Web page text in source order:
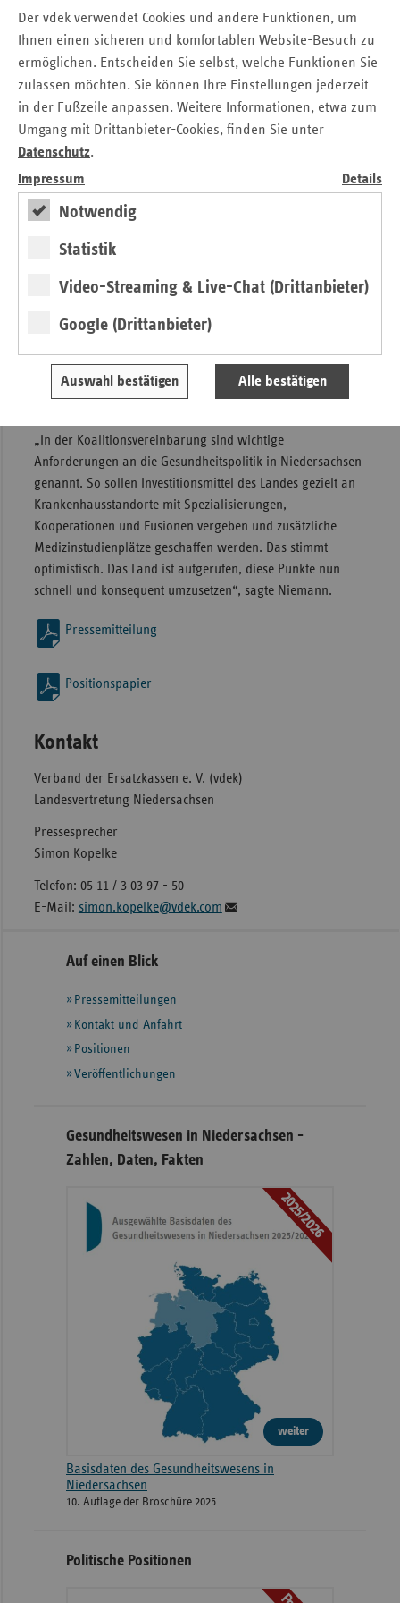
Der vdek verwendet Cookies und andere Funktionen, um
Ihnen einen sicheren und komfortablen Website-Besuch zu
ermöglichen. Entscheiden Sie selbst, welche Funktionen Sie
zulassen möchten. Sie können Ihre Einstellungen jederzeit
in der Fußzeile anpassen. Weitere Informationen, etwa zum
Umgang mit Drittanbieter-Cookies, finden Sie unter
Datenschutz.
Impressum
Details
Notwendig
Statistik
Video-Streaming & Live-Chat (Drittanbieter)
Google (Drittanbieter)
Auswahl bestätigen Alle bestätigen
Bau- und Sanierungsmaßnahmen von Krankenhäusern
dauerhaft anheben und dynamisieren.
Patienten auf dem Land sollten sich auf eine gute
hausärztliche Versorgung verlassen können. „Trotz eines
Höchststandes der Zahl von Ärzten wird über zunehmende
Schwierigkeiten diskutiert, in manchen Regionen
Hausarztsitze oder ärztliche Stellen im Krankenhaus zu
besetzen. Wenn für die Versorgung tatsächlich mehr Ärzte
als bisher benötigt werden, ist die einzig wirksame
Konsequenz die deutliche Erhöhung der Zahl der
langen Studien- und Ausbildungszeiten müssten die
Entscheidungen umgehend getroffen werden, um in
absehbarer Zeit Effekte zu erzielen. Im Studienfach
Humanmedizin kämen fünf Bewerber auf einen
eindeutig der begrenzende Faktor für das ärztliche
Angebot. Ein Teil der Studienplätze müsse verbindlich für
„In der Koalitionsvereinbarung sind wichtige
Anforderungen an die Gesundheitspolitik in Niedersachsen
genannt. So sollen Investitionsmittel des Landes gezielt an
Krankenhausstandorte mit Spezialisierungen,
Kooperationen und Fusionen vergeben und zusätzliche
Medizinstudienplätze geschaffen werden. Das stimmt
optimistisch. Das Land ist aufgerufen, diese Punkte nun
schnell und konsequent umzusetzen“, sagte Niemann.
Pressemitteilung
Positionspapier
Kontakt
Verband der Ersatzkassen e. V. (vdek)
Landesvertretung Niedersachsen
Pressesprecher
Simon Kopelke
Telefon: 05 11 / 3 03 97 - 50
E-Mail: simon.kopelke@vdek.com
Seitennavigation
Seitenleiste
weiteren
Informationen
Auf einen Blick
Pressemitteilungen
Kontakt und Anfahrt
Positionen
Veröffentlichungen
Gesundheitswesen in Niedersachsen -
Zahlen, Daten, Fakten
2025/2026
weiter
Basisdaten des Gesundheitswesens in
Niedersachsen
10. Auflage der Broschüre 2025
Politische Positionen